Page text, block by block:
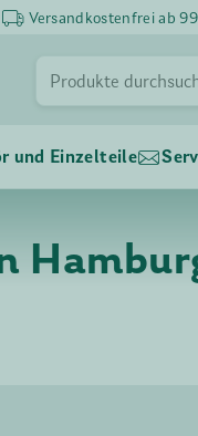
Versandkostenfrei ab
und Einzelteile